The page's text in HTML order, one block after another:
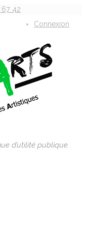
42
Connexion
d’utilité publique